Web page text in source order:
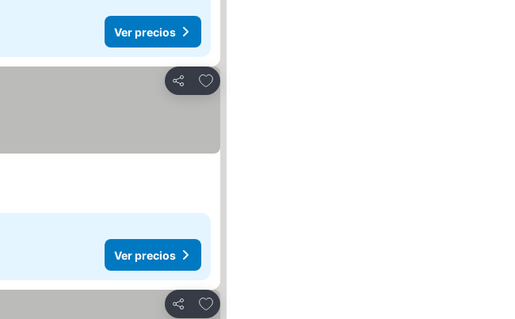
Ver precios
Compartir
Añadir a favoritos
Ver precios
Compartir
Añadir a favoritos